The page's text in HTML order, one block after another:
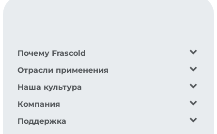
Почему Frascold
Отрасли применения
Наша культура
Компания
Поддержка